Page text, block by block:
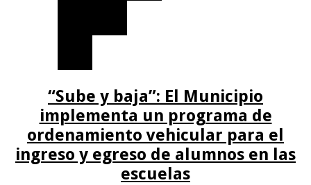
“Sube y baja”: El Municipio
implementa un programa de
ordenamiento vehicular para el
ingreso y egreso de alumnos en las
escuelas